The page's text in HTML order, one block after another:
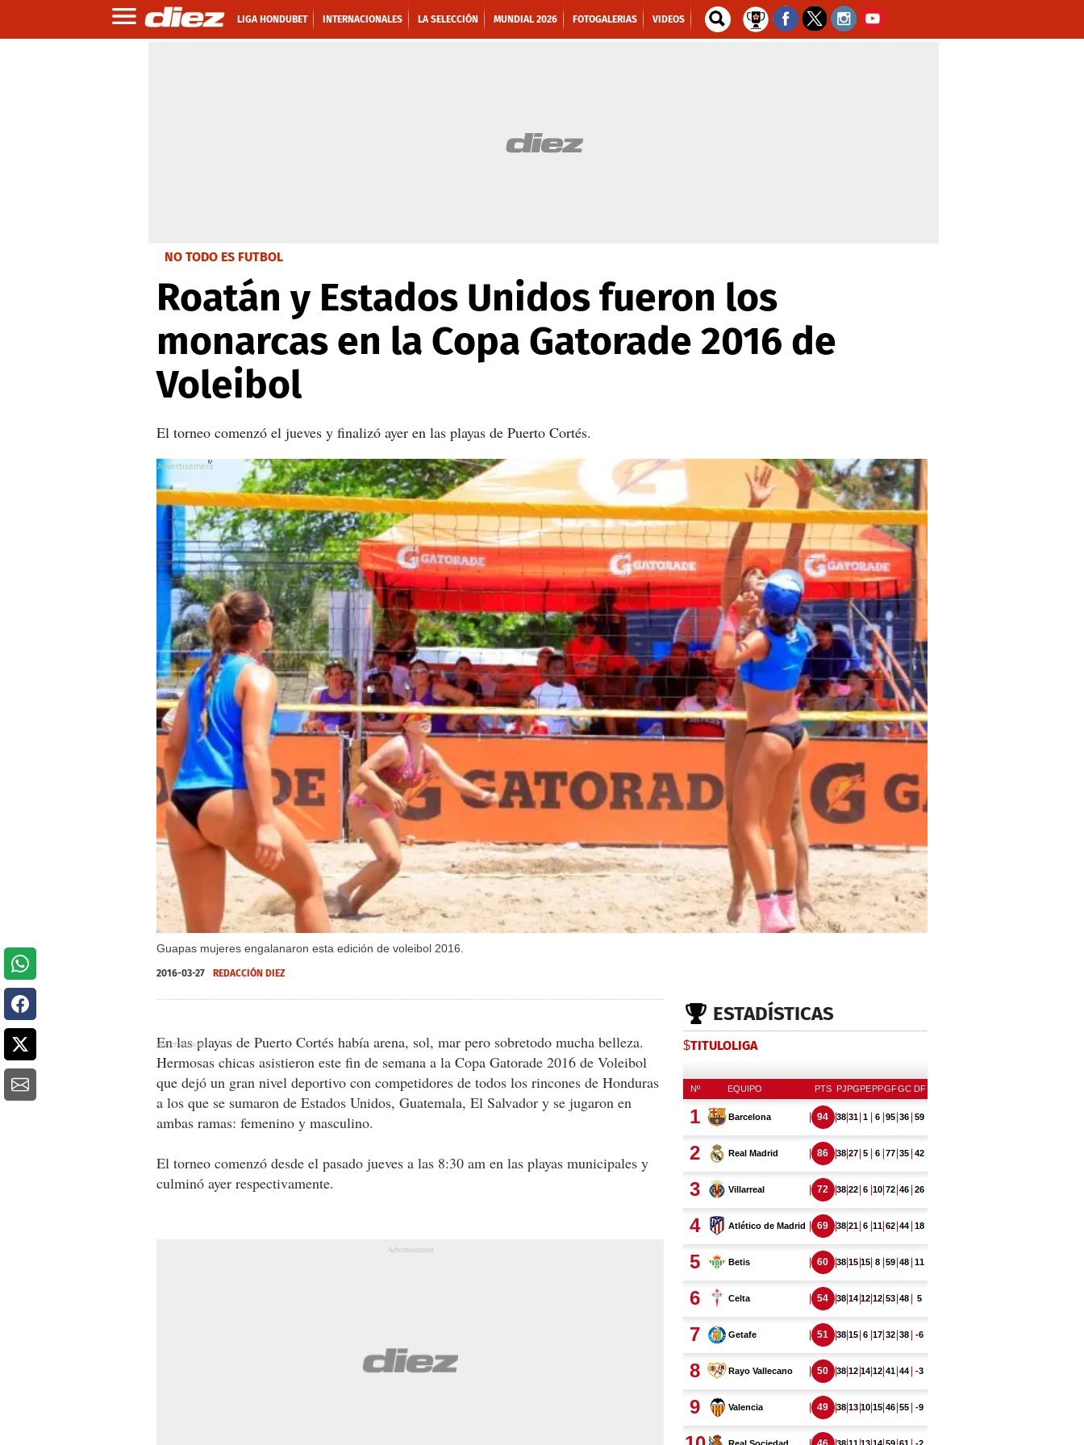
LIGA HONDUBET INTERNACIONALES LA SELECCIÓN MUNDIAL 2026 FOTOGALERIAS VIDEOS
NO TODO ES FUTBOL
Roatán y Estados Unidos fueron los
monarcas en la Copa Gatorade 2016 de
Voleibol
El torneo comenzó el jueves y finalizó ayer en las playas de Puerto Cortés.
Guapas mujeres engalanaron esta edición de voleibol 2016.
X
X
2016-03-27 REDACCIÓN DIEZ
En las playas de Puerto Cortés había arena, sol, mar pero sobretodo mucha belleza.
Hermosas chicas asistieron este fin de semana a la Copa Gatorade 2016 de Voleibol
que dejó un gran nivel deportivo con competidores de todos los rincones de Honduras
a los que se sumaron de Estados Unidos, Guatemala, El Salvador y se jugaron en
ambas ramas: femenino y masculino.
El torneo comenzó desde el pasado jueves a las 8:30 am en las playas municipales y
culminó ayer respectivamente.
ESTADÍSTICAS
$TITULOLIGA